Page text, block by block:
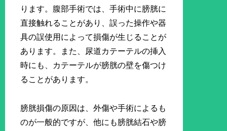
ります。腹部手術では、手術中に膀胱に
直接触れることがあり、誤った操作や器
具の誤使用によって損傷が生じることが
あります。また、尿道カテーテルの挿入
時にも、カテーテルが膀胱の壁を傷つけ
ることがあります。
膀胱損傷の原因は、外傷や手術によるも
のが一般的ですが、他にも膀胱結石や膀